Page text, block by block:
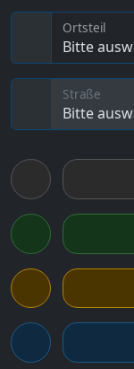
Bitte
Ortsteil
Bitte
Straße